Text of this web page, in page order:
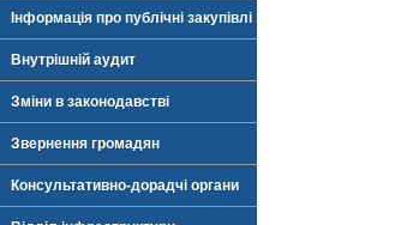
Інформація про публічні закупівлі
Внутрішній аудит
Зміни в законодавстві
Звернення громадян
Консультативно-дорадчі органи